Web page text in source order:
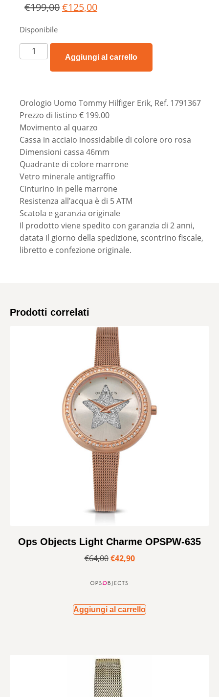
€199,00€125,00
Disponibile
Aggiungi al carrello
Orologio Uomo Tommy Hilfiger Erik, Ref. 1791367
Prezzo di listino € 199.00
Movimento al quarzo
Cassa in acciaio inossidabile di colore oro rosa
Dimensioni cassa 46mm
Quadrante di colore marrone
Vetro minerale antigraffio
Cinturino in pelle marrone
Resistenza all’acqua è di 5 ATM
Scatola e garanzia originale
Il prodotto viene spedito con garanzia di 2 anni,
datata il giorno della spedizione, scontrino fiscale,
libretto e confezione originale.
Prodotti correlati
Ops Objects Light Charme OPSPW-635
€64,00 €42,90
Aggiungi al carrello